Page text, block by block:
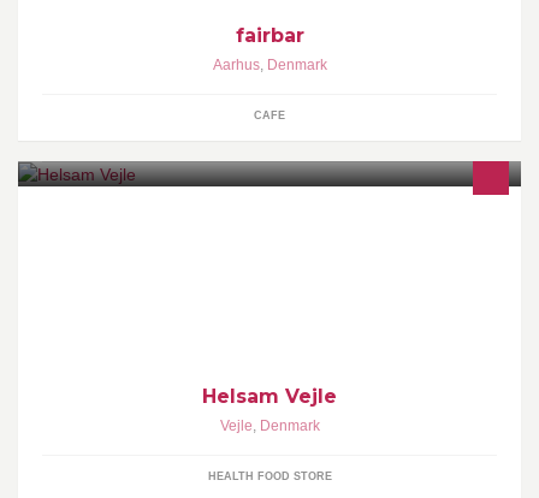
fairbar
Aarhus, Denmark
CAFE
Helsam Vejle
Vejle, Denmark
HEALTH FOOD STORE